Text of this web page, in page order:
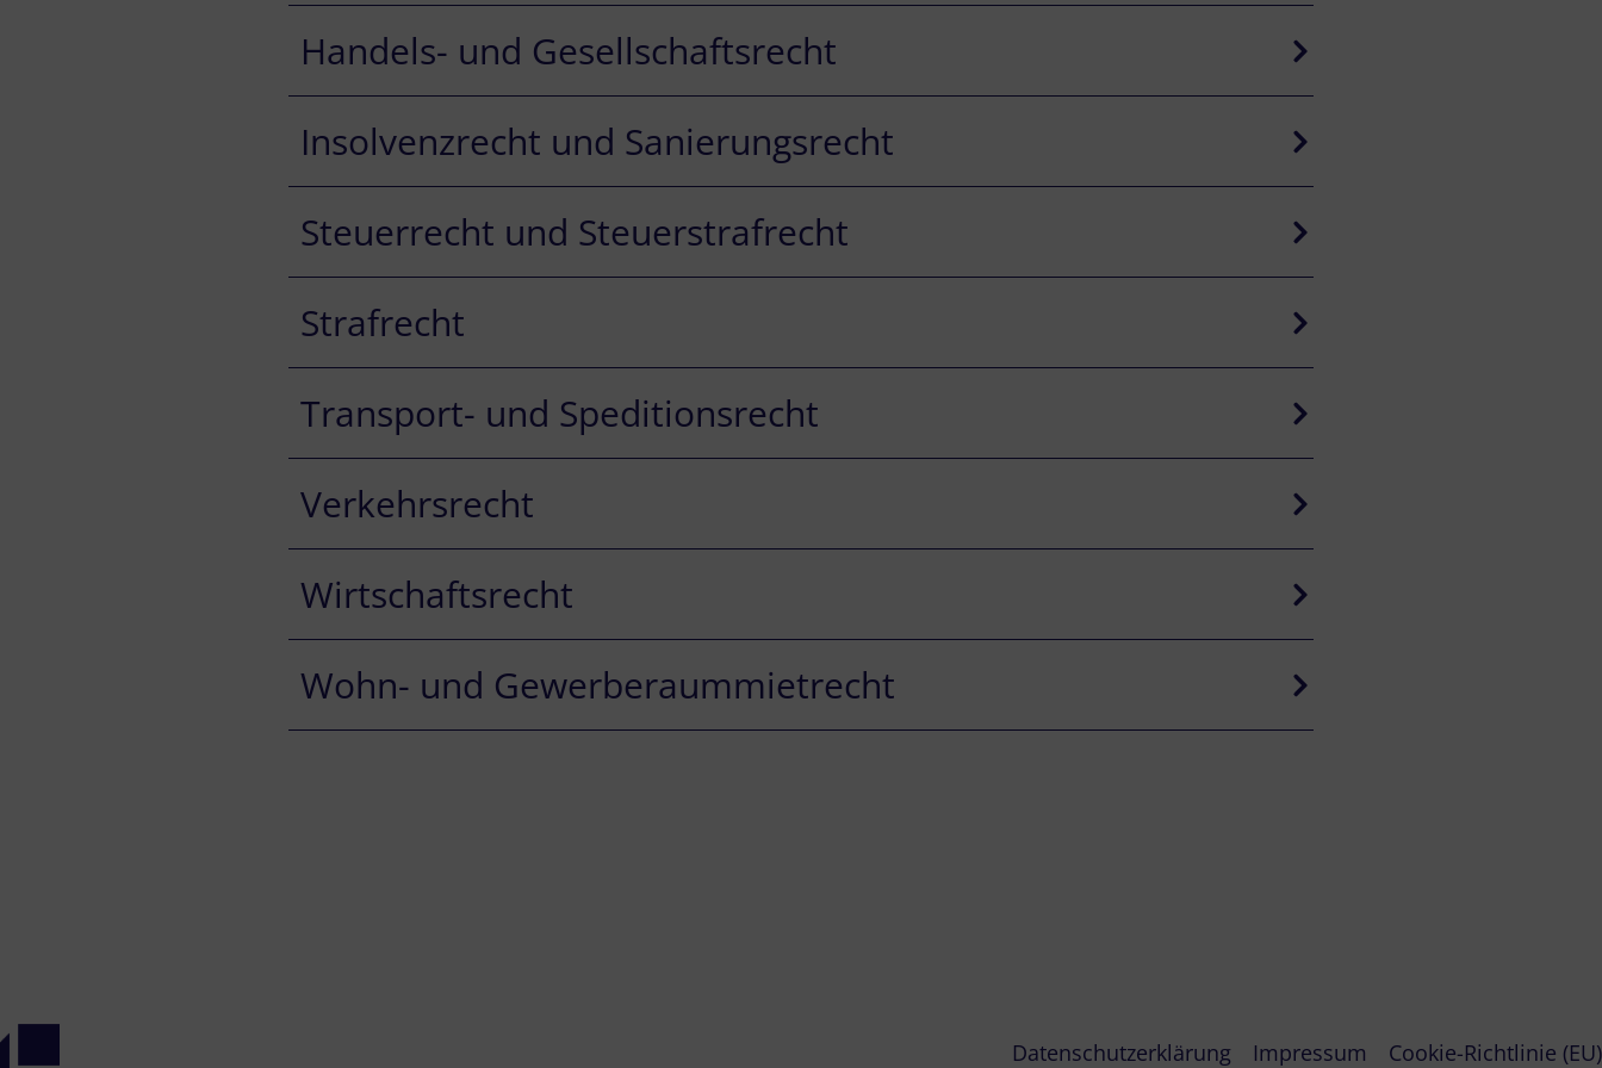
Handels- und Gesellschaftsrecht
Insolvenzrecht und Sanierungsrecht
Steuerrecht und Steuerstrafrecht
Strafrecht
Transport- und Speditionsrecht
Verkehrsrecht
Wirtschaftsrecht
Wohn- und Gewerberaummietrecht
Datenschutzerklärung Impressum Cookie-Richtlinie (EU)